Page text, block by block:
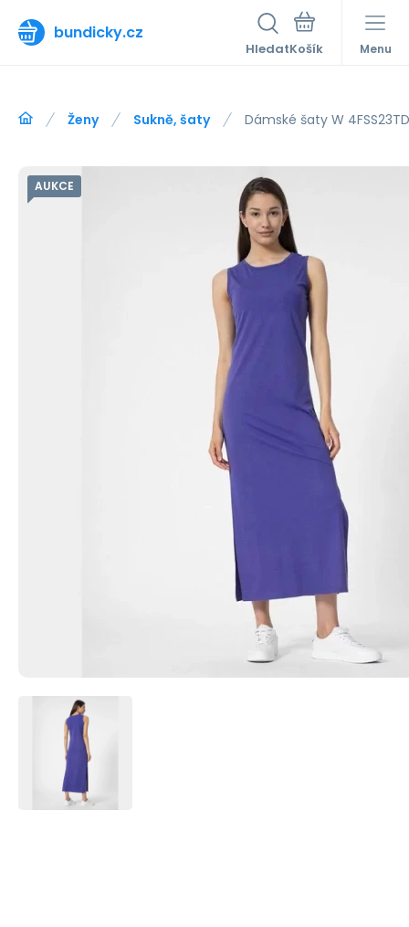
bundicky.cz
Hledat Menu
Ženy Sukně, šaty Dámské šaty W
AUKCE